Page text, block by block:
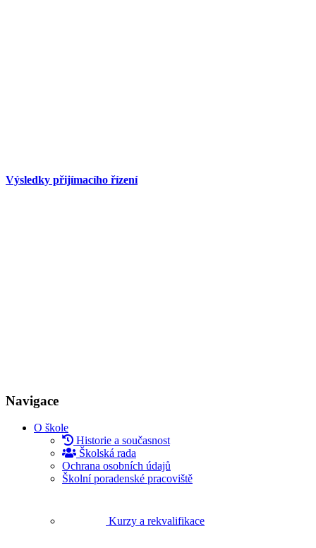
Výsledky přijímacího řízení
Navigace
O škole
Historie a současnost
Školská rada
Ochrana osobních údajů
Školní poradenské pracoviště
Kurzy a rekvalifikace